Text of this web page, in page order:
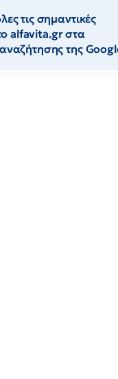
τις σημαντικές
alfavita.gr στα
της